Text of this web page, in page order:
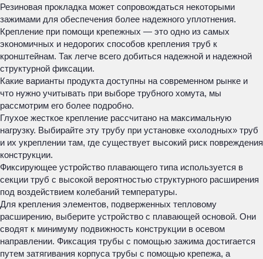
Резиновая прокладка может сопровождаться некоторыми
зажимами для обеспечения более надежного уплотнения.
Крепление при помощи крепежных — это одно из самых
экономичных и недорогих способов крепления труб к
кронштейнам. Так легче всего добиться надежной и надежной
структурной фиксации.
Какие варианты продукта доступны на современном рынке и
что нужно учитывать при выборе трубного хомута, мы
рассмотрим его более подробно.
Глухое жесткое крепление рассчитано на максимальную
нагрузку. Выбирайте эту трубу при установке «холодных» труб
и их укреплении там, где существует высокий риск повреждения
конструкции.
Фиксирующее устройство плавающего типа используется в
секции труб с высокой вероятностью структурного расширения
под воздействием колебаний температуры.
Для крепления элементов, подверженных тепловому
расширению, выберите устройство с плавающей основой. Они
сводят к минимуму подвижность конструкции в осевом
направлении. Фиксация трубы с помощью зажима достигается
путем затягивания корпуса трубы с помощью крепежа, а